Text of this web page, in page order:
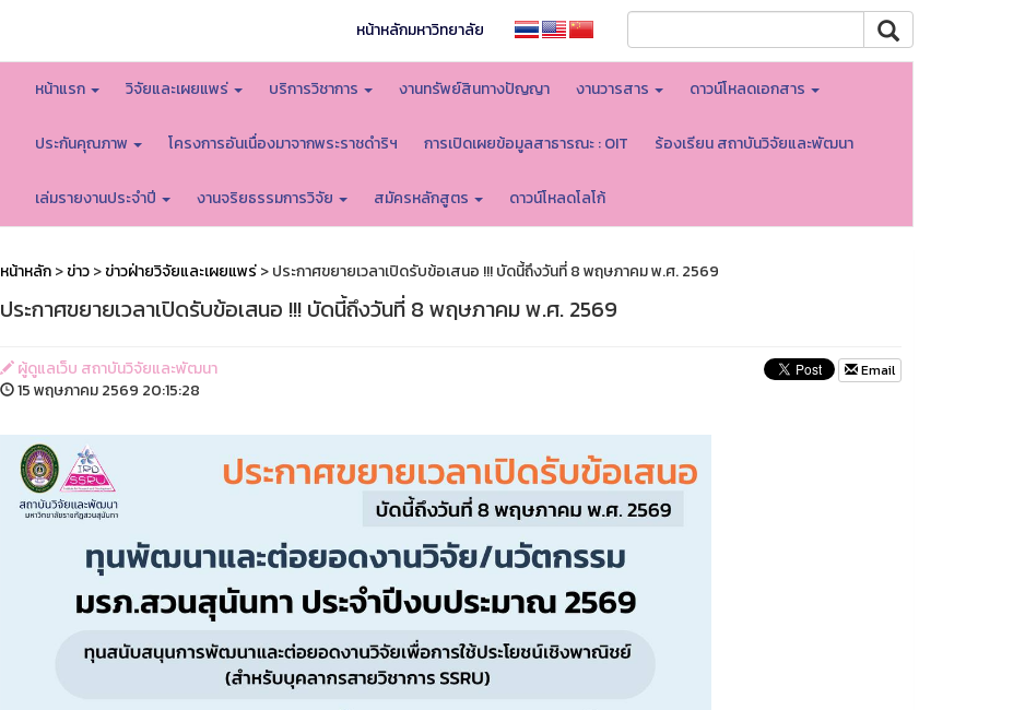
หน้าหลักมหาวิทยาลัย
หน้าแรก วิจัยและเผยแพร่ บริการวิชาการ งานทรัพย์สินทางปัญญา งานวารสาร ดาวน์โหลดเอกสาร
ประกันคุณภาพ โครงการอันเนื่องมาจากพระราชดำริฯ การเปิดเผยข้อมูลสาธารณะ : OIT ร้องเรียน สถาบันวิจัยและพัฒนา
เล่มรายงานประจำปี งานจริยธรรมการวิจัย สมัครหลักสูตร ดาวน์โหลดโลโก้
หน้าหลัก>ข่าว>ข่าวฝ่ายวิจัยและเผยแพร่> ประกาศขยายเวลาเปิดรับข้อเสนอ !!! บัดนี้ถึงวันที่ 8 พฤษภาคม พ.ศ. 2569
ประกาศขยายเวลาเปิดรับข้อเสนอ !!! บัดนี้ถึงวันที่ 8 พฤษภาคม พ.ศ. 2569
ผู้ดูแลเว็บ สถาบันวิจัยและพัฒนา
15 พฤษภาคม 2569 20:15:28
Email